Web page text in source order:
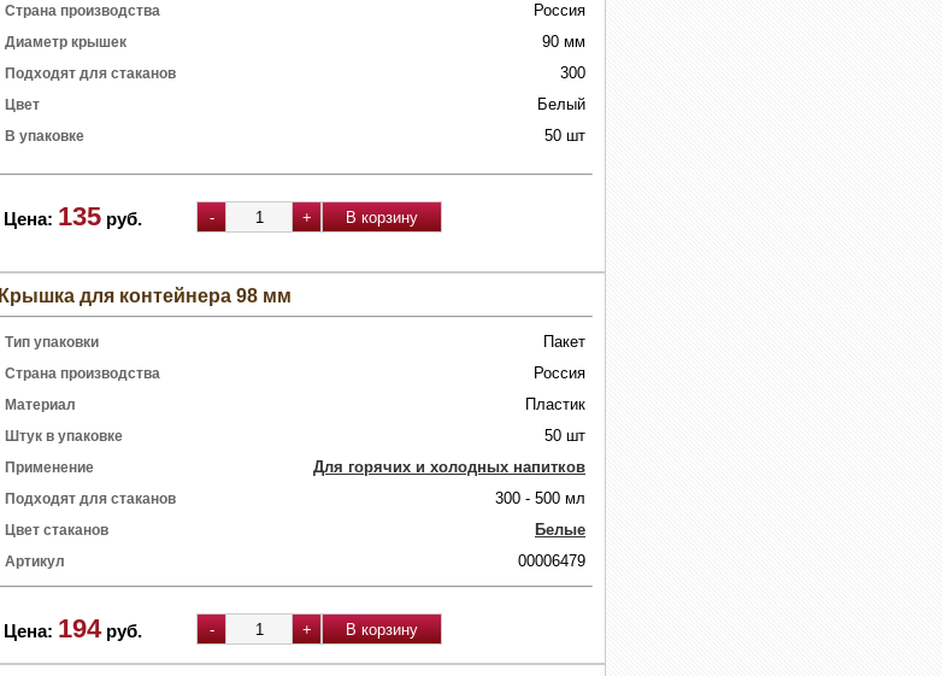
Страна производства Россия
Диаметр крышек 90 мм
Подходят для стаканов 300
Цвет Белый
В упаковке 50 шт
Цена: 135 руб.
Крышка для контейнера 98 мм
Тип упаковки Пакет
Страна производства Россия
Материал Пластик
Штук в упаковке 50 шт
Применение Для горячих и холодных напитков
Подходят для стаканов 300 - 500 мл
Цвет стаканов Белые
Артикул 00006479
Цена: 194 руб.